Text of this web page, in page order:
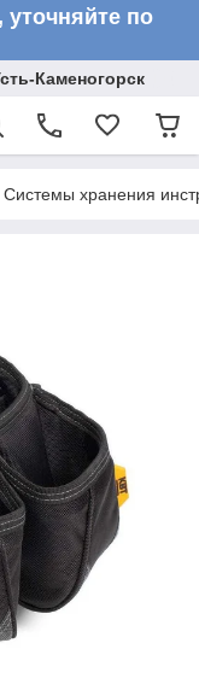
по
Каменогорск
Системы хранения